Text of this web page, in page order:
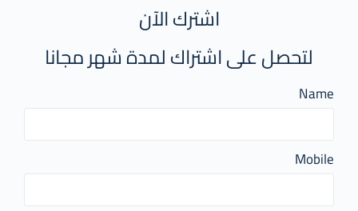
اشترك الآن
لتحصل على اشتراك لمدة شهر مجانا
Name
Mobile